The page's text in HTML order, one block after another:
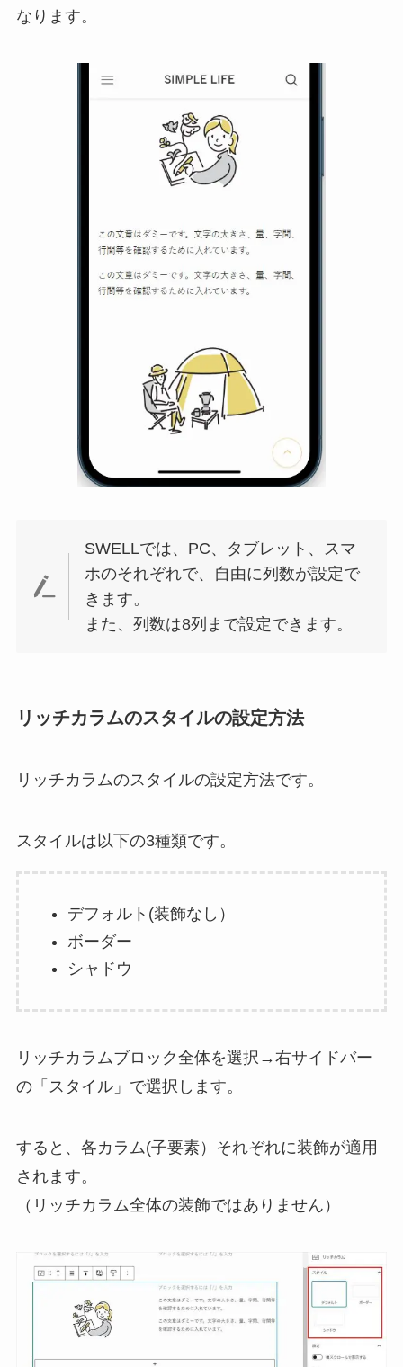
なります。
SWELLでは、PC、タブレット、スマ
ホのそれぞれで、自由に列数が設定で
きます。
また、列数は8列まで設定できます。
リッチカラムのスタイルの設定方法
リッチカラムのスタイルの設定方法です。
スタイルは以下の3種類です。
デフォルト(装飾なし）
ボーダー
シャドウ
リッチカラムブロック全体を選択→右サイドバー
の「スタイル」で選択します。
すると、各カラム(子要素）それぞれに装飾が適用
されます。
（リッチカラム全体の装飾ではありません）